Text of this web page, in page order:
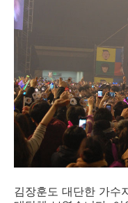
김장훈도 대단한 가수